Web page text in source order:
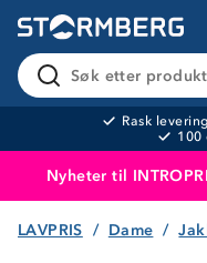
Søk etter
Rask levering
100
Nyheter til
Produktet
LAVPRIS Dame